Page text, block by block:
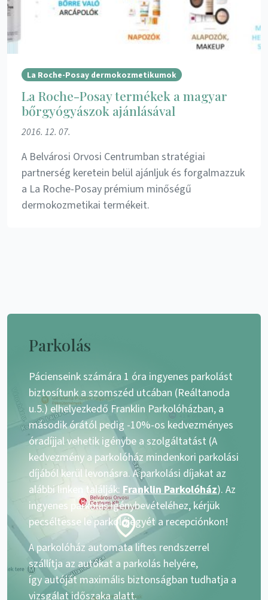
La Roche-Posay dermokozmetikumok
La Roche-Posay termékek a magyar
bőrgyógyászok ajánlásával
2016. 12. 07.
A Belvárosi Orvosi Centrumban stratégiai
partnerség keretein belül ajánljuk és forgalmazzuk
a La Roche-Posay prémium minőségű
dermokozmetikai termékeit.
Parkolás
Pácienseink számára 1 óra ingyenes parkolást
biztosítunk a szomszéd utcában (Reáltanoda
u.5.) elhelyezkedő Franklin Parkolóházban, a
második órától pedig -10%-os kedvezményes
óradíjjal vehetik igénybe a szolgáltatást (A
kedvezmény a parkolóház mindenkori parkolási
díjából kerül levonásra. A parkolási díjakat az
alábbi linken találják: Franklin Parkolóház). Az
ingyenes parkolás igénybevételéhez, kérjük
pecséltesse le parkolójegyét a recepciónkon!
A parkolóház automata liftes rendszerrel
szállítja az autókat a parkolás helyére,
így autóját maximális biztonságban tudhatja a
vizsgálat időszaka alatt.